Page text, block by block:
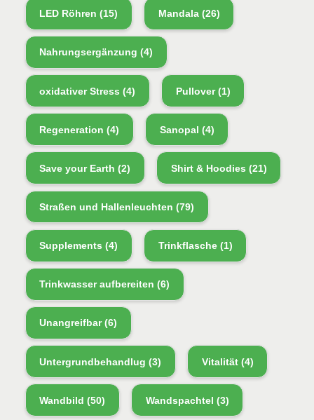
LED Röhren (15) Mandala(26)
Nahrungsergänzung (4)
oxidativer Stress (4) Pullover(1)
Regeneration (4) Sanopal (4)
Save your Earth (2) Shirt & Hoodies (21)
Straßen und Hallenleuchten (79)
Supplements (4) Trinkflasche(1)
Trinkwasser aufbereiten (6)
Unangreifbar(6)
Untergrundbehandlug (3) Vitalität(4)
Wandbild (50) Wandspachtel (3)